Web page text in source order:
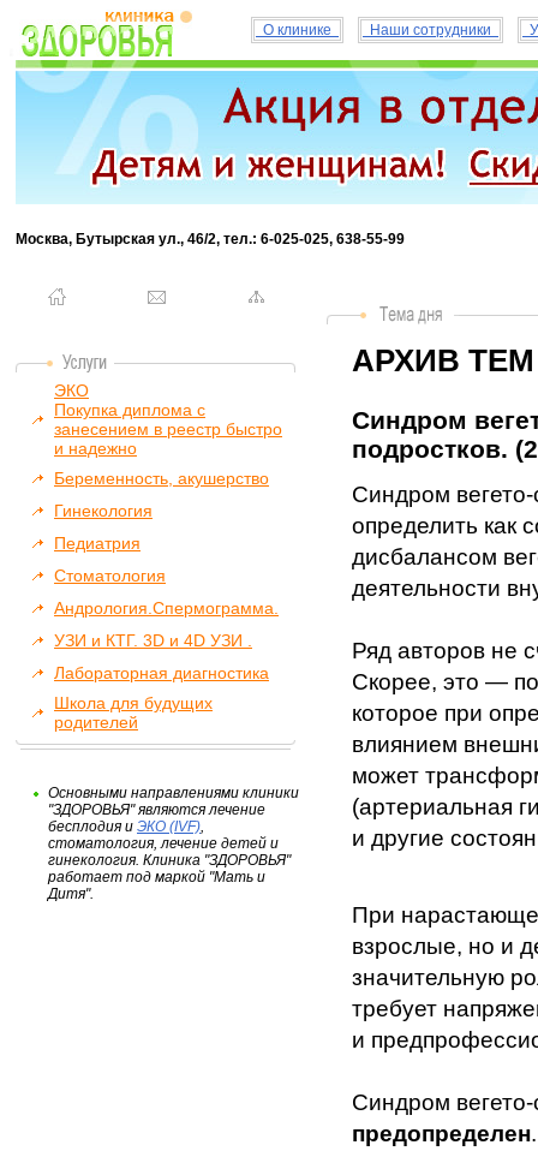
О клинике Наши сотрудники
Москва, Бутырская ул., 46/2, тел.: 6-025-025, 638-55-99
ЭКО
Покупка диплома с
занесением в реестр быстро
и надежно
Беременность, акушерство
Гинекология
Педиатрия
Стоматология
Андрология.Спермограмма.
УЗИ и КТГ. 3D и 4D УЗИ .
Лабораторная диагностика
Школа для будущих
родителей
Основными направлениями клиники
"ЗДОРОВЬЯ" являются лечение
бесплодия и ЭКО (IVF),
стоматология, лечение детей и
гинекология. Клиника "ЗДОРОВЬЯ"
работает под маркой "Мать и
Дитя".
АРХИВ ТЕМ
Синдром
подростков.
Синдром
определить как
дисбалансом
деятельности
Ряд авторов не
Скорее, это —
которое при
влиянием
может
(артериальная
и другие
При
взрослые, но и
значительную
требует
и
Синдром
предопределен.